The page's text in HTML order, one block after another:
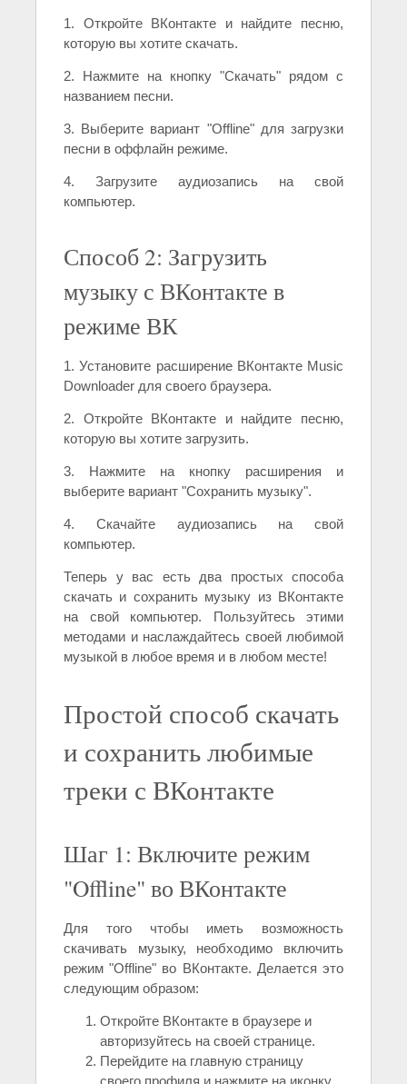
1. Откройте ВКонтакте и найдите песню,
которую вы хотите скачать.
2. Нажмите на кнопку "Скачать" рядом с
названием песни.
3. Выберите вариант "Offline" для загрузки
песни в оффлайн режиме.
4. Загрузите аудиозапись на свой
компьютер.
Способ 2: Загрузить
музыку с ВКонтакте в
режиме ВК
1. Установите расширение ВКонтакте Music
Downloader для своего браузера.
2. Откройте ВКонтакте и найдите песню,
которую вы хотите загрузить.
3. Нажмите на кнопку расширения и
выберите вариант "Сохранить музыку".
4. Скачайте аудиозапись на свой
компьютер.
Теперь у вас есть два простых способа
скачать и сохранить музыку из ВКонтакте
на свой компьютер. Пользуйтесь этими
методами и наслаждайтесь своей любимой
музыкой в любое время и в любом месте!
Простой способ скачать
и сохранить любимые
треки с ВКонтакте
Шаг 1: Включите режим
"Offline" во ВКонтакте
Для того чтобы иметь возможность
скачивать музыку, необходимо включить
режим "Offline" во ВКонтакте. Делается это
следующим образом:
Откройте ВКонтакте в браузере и
авторизуйтесь на своей странице.
Перейдите на главную страницу
своего профиля и нажмите на иконку